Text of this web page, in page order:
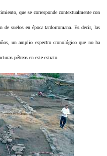
que se corresponde contextualmente con
suelos en época tardorromana. Es decir, las
un amplio espectro cronológico que no ha
pétreas en este estrato.